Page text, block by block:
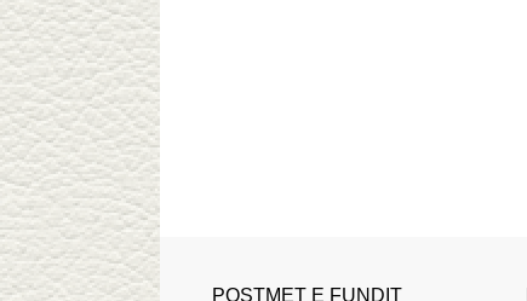
POSTMET E FUNDIT